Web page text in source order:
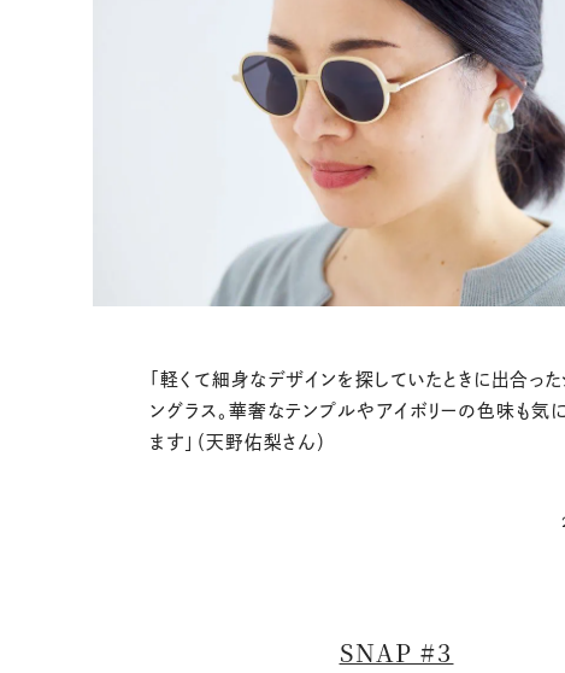
「軽くて細身なデザインを探していたときに出合っ
ングラス。華奢なテンプルやアイボリーの色味も気
ます」（天野佑梨さん）
SNAP #3